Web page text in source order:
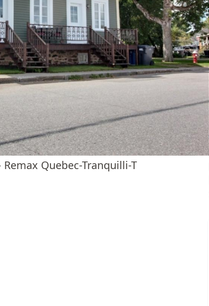
Quebec-Tranquilli-T